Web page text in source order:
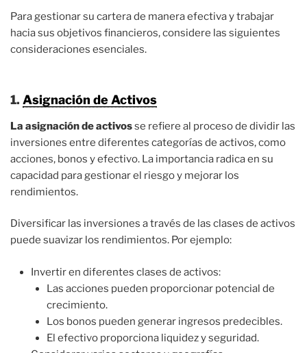
Para gestionar su cartera de manera efectiva y trabajar
hacia sus objetivos financieros, considere las siguientes
consideraciones esenciales.
1. Asignación de Activos
La asignación de activosse refiere al proceso de dividir las
inversiones entre diferentes categorías de activos, como
acciones, bonos y efectivo. La importancia radica en su
capacidad para gestionar el riesgo y mejorar los
rendimientos.
Diversificar las inversiones a través de las clases de activos
puede suavizar los rendimientos. Por ejemplo:
Invertir en diferentes clases de activos:
Las acciones pueden proporcionar potencial de
crecimiento.
Los bonos pueden generar ingresos predecibles.
El efectivo proporciona liquidez y seguridad.